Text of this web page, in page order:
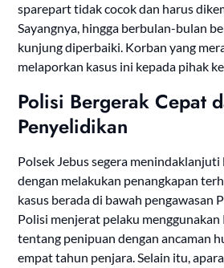
sparepart tidak cocok dan harus
Sayangnya, hingga berbulan-bulan
kunjung diperbaiki. Korban yang
melaporkan kasus ini kepada pihak
Polisi Bergerak Cepat
Penyelidikan
Polsek Jebus segera
dengan melakukan penangkapan
kasus berada di bawah pengawasan
Polisi menjerat pelaku
tentang penipuan dengan ancaman
empat tahun penjara. Selain itu,